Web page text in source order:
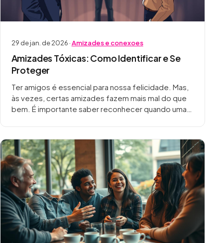
29 de jan. de 2026 ·Amizades e conexoes
Amizades Tóxicas: Como Identificar e Se
Proteger
Ter amigos é essencial para nossa felicidade. Mas,
às vezes, certas amizades fazem mais mal do que
bem. É importante saber reconhecer quando uma